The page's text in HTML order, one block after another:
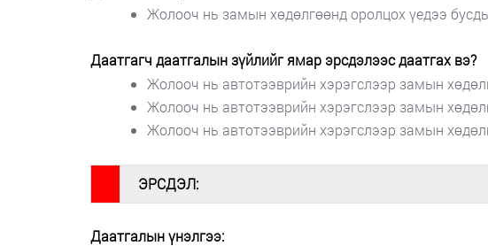
Жолооч нь замын хөдөлгөөнд оролцох үедээ
Даатгагч даатгалын зүйлийг ямар эрсдэлээс даатгах вэ?
Жолооч нь автотээврийн хэрэгслээр замын
Жолооч нь автотээврийн хэрэгслээр замын
Жолооч нь автотээврийн хэрэгслээр замын
ЭРСДЭЛ:
Даатгалын үнэлгээ: